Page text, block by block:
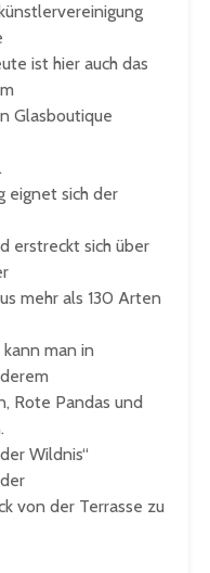
ist hier auch das
Glasboutique
eignet sich der
erstreckt sich über
mehr als 130 Arten
man in
Rote Pandas und
Wildnis“
von der Terrasse zu